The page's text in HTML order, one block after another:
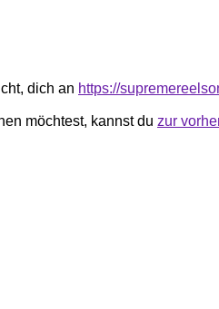
dich an https://
möchtest, kannst du zur